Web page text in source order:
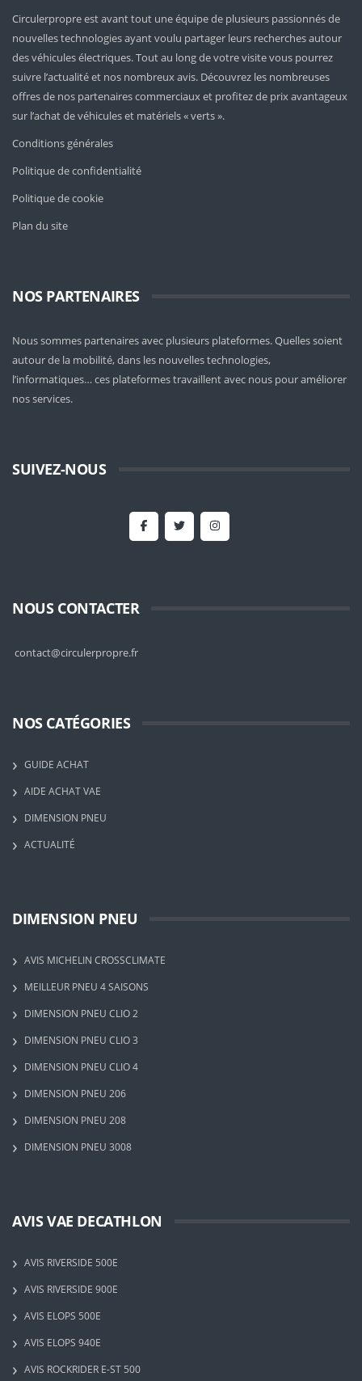
Circulerpropre est avant tout une équipe de plusieurs passionnés de
nouvelles technologies ayant voulu partager leurs recherches autour
des véhicules électriques. Tout au long de votre visite vous pourrez
suivre l’actualité et nos nombreux avis. Découvrez les nombreuses
offres de nos partenaires commerciaux et profitez de prix avantageux
sur l’achat de véhicules et matériels « verts ».
Conditions générales
Politique de confidentialité
Politique de cookie
Plan du site
NOS PARTENAIRES
Nous sommes partenaires avec plusieurs plateformes. Quelles soient
autour de la mobilité, dans les nouvelles technologies,
l’informatiques… ces plateformes travaillent avec nous pour améliorer
nos services.
SUIVEZ-NOUS
NOUS CONTACTER
contact@circulerpropre.fr
NOS CATÉGORIES
GUIDE ACHAT
AIDE ACHAT VAE
DIMENSION PNEU
ACTUALITÉ
DIMENSION PNEU
AVIS MICHELIN CROSSCLIMATE
MEILLEUR PNEU 4 SAISONS
DIMENSION PNEU CLIO 2
DIMENSION PNEU CLIO 3
DIMENSION PNEU CLIO 4
DIMENSION PNEU 206
DIMENSION PNEU 208
DIMENSION PNEU 3008
AVIS VAE DECATHLON
AVIS RIVERSIDE 500E
AVIS RIVERSIDE 900E
AVIS ELOPS 500E
AVIS ELOPS 940E
AVIS ROCKRIDER E-ST 500